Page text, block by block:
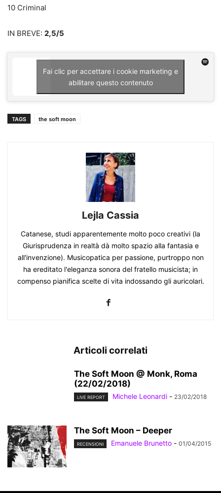
10 Criminal
IN BREVE: 2,5/5
Fai clic per accettare i cookie marketing e
abilitare questo contenuto
TAGS the soft moon
Lejla Cassia
Catanese, studi apparentemente molto poco creativi (la
Giurisprudenza in realtà dà molto spazio alla fantasia e
all'invenzione). Musicopatica per passione, purtroppo non
ha ereditato l'eleganza sonora del fratello musicista; in
compenso pianifica scelte di vita indossando gli auricolari.
Articoli correlati
The Soft Moon @ Monk, Roma
(22/02/2018)
LIVE REPORT Michele Leonardi - 23/02/2018
The Soft Moon – Deeper
RECENSIONI Emanuele Brunetto - 01/04/2015